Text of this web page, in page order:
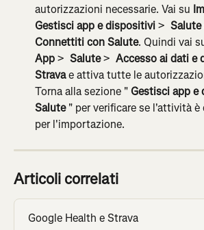
autorizzazioni necessarie. Vai su
Gestisci app e dispositivi > Salute
Connettiti con Salute. Quindi vai
App > Salute > Accesso ai dati e
Strava e attiva tutte le
Torna alla sezione " Gestisci app e
Salute " per verificare se l'attività è
per l'importazione.
Articoli correlati
Google Health e Strava